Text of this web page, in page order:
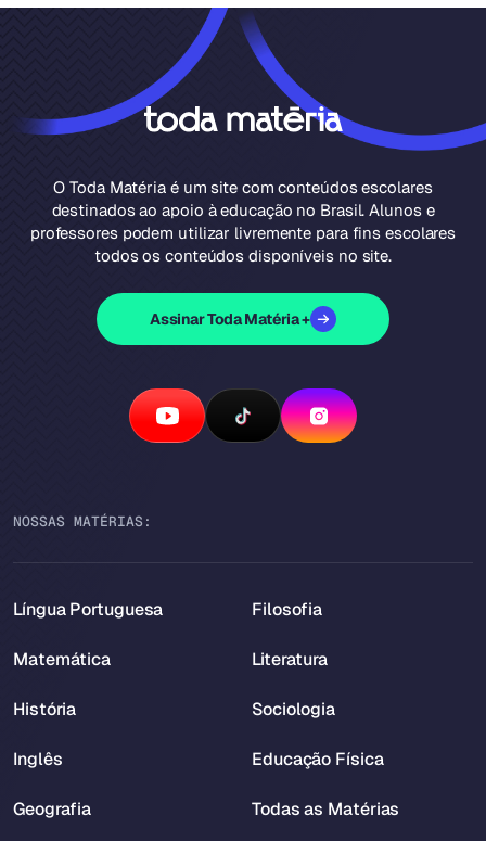
O Toda Matéria é um site com conteúdos escolares
destinados ao apoio à educação no Brasil. Alunos e
professores podem utilizar livremente para fins escolares
todos os conteúdos disponíveis no site.
Assinar Toda Matéria +
NOSSAS MATÉRIAS:
Língua Portuguesa
Matemática
História
Inglês
Geografia
Filosofia
Literatura
Sociologia
Educação Física
Todas as Matérias